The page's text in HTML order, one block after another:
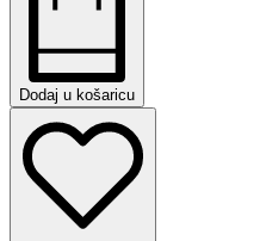
Dodaj u košaricu